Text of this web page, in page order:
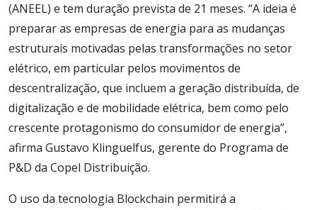
(ANEEL) e tem duração prevista de 21 meses. “A ideia é
preparar as empresas de energia para as mudanças
estruturais motivadas pelas transformações no setor
elétrico, em particular pelos movimentos de
descentralização, que incluem a geração distribuída, de
digitalização e de mobilidade elétrica, bem como pelo
crescente protagonismo do consumidor de energia”,
afirma Gustavo Klinguelfus, gerente do Programa de
P&D da Copel Distribuição.
O uso da tecnologia Blockchain permitirá a